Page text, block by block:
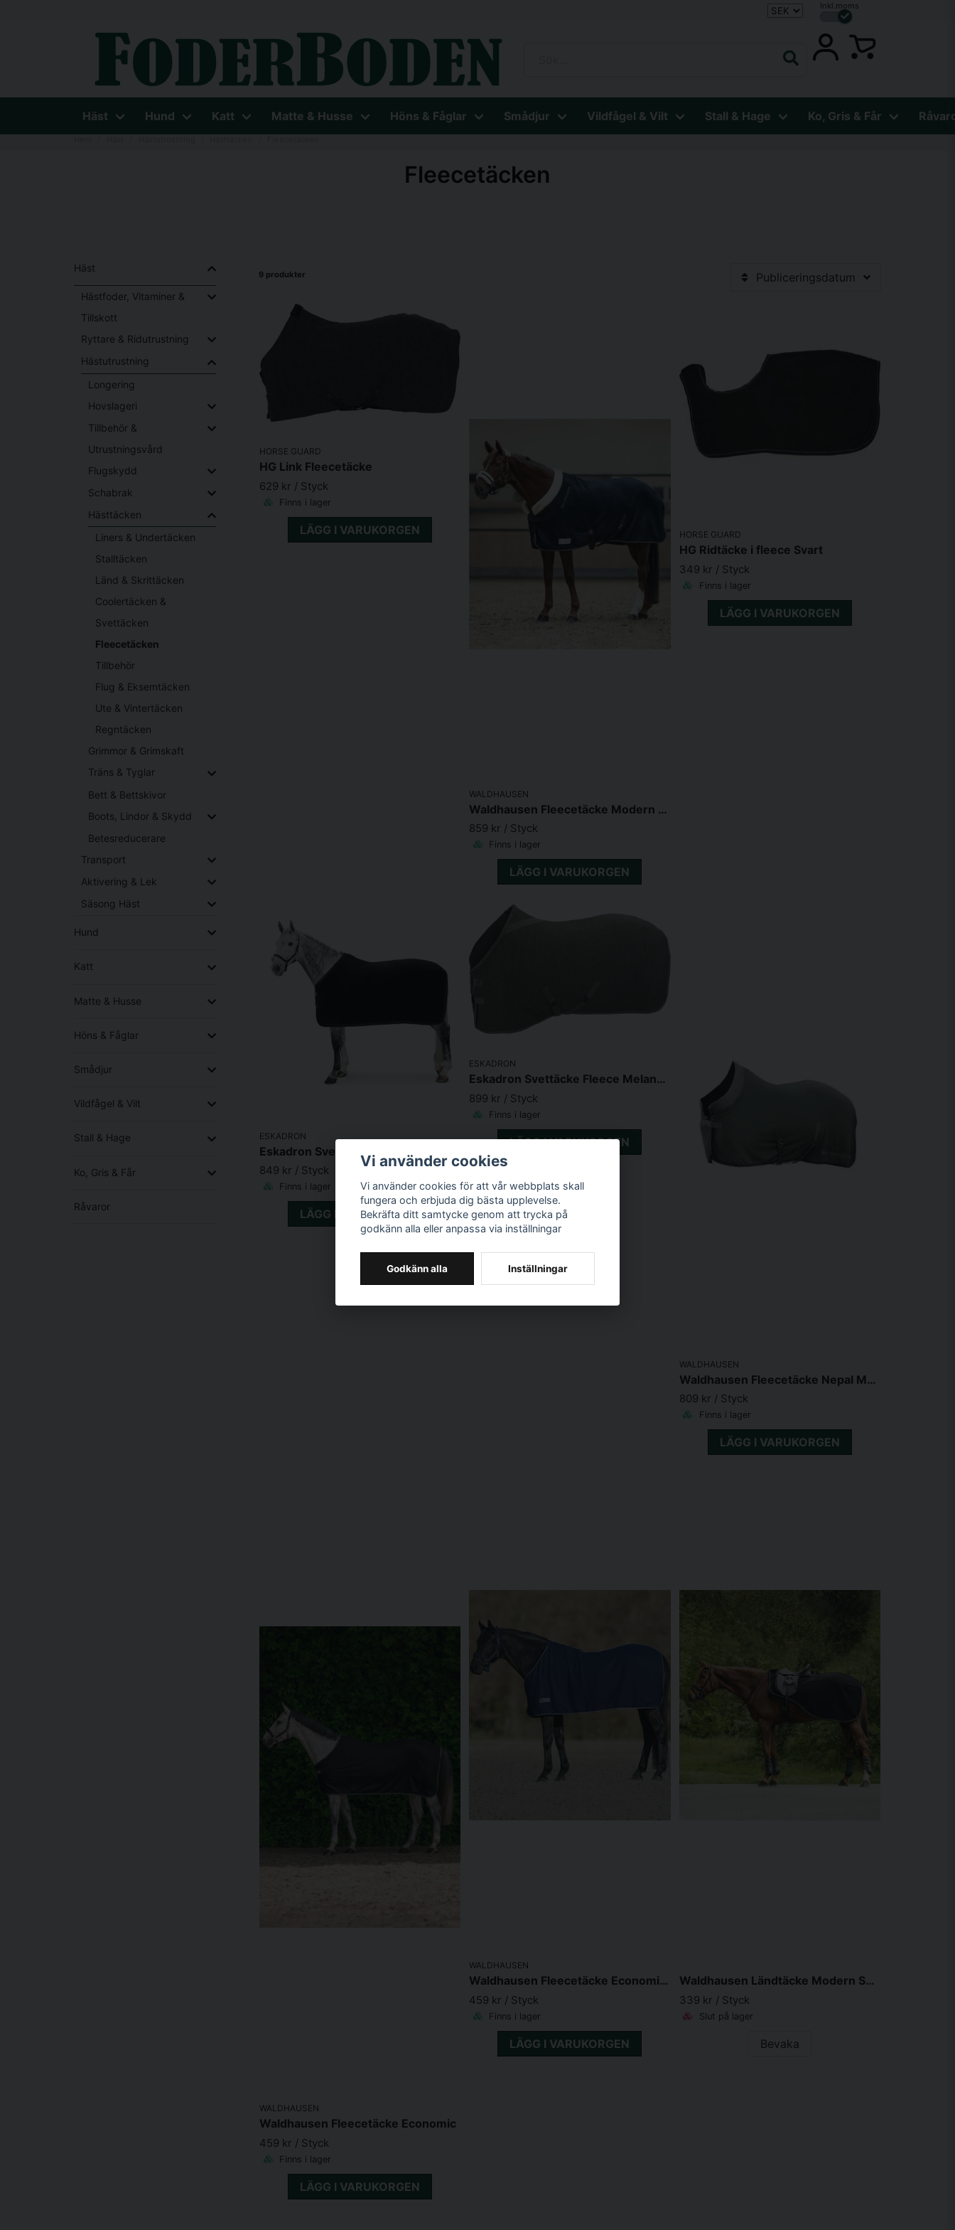
Inkl.moms
Häst Hund Katt Matte & Husse Höns & Fåglar Smådjur Vildfågel & Vilt Stall & Hage Ko, Gris & Får
Fleecetäcken
Häst
Hästfoder, Vitaminer &
Tillskott
Ryttare & Ridutrustning
Hästutrustning
Longering
Hovslageri
Tillbehör &
Utrustningsvård
Flugskydd
Schabrak
Hästtäcken
Liners & Undertäcken
Stalltäcken
Länd & Skrittäcken
Coolertäcken &
Svettäcken
Fleecetäcken
Tillbehör
Flug & Eksemtäcken
Ute & Vintertäcken
Regntäcken
Grimmor & Grimskaft
Träns & Tyglar
Bett & Bettskivor
Boots, Lindor & Skydd
Betesreducerare
Transport
Aktivering & Lek
Säsong Häst
Hund
Katt
Matte & Husse
Höns & Fåglar
Smådjur
Vildfågel & Vilt
Stall & Hage
Ko, Gris & Får
Råvaror
9 produkter Publiceringsdatum
HORSE GUARD
HG Link Fleecetäcke
629 kr / Styck
Finns i lager
LÄGG I VARUKORGEN
WALDHAUSEN
Waldhausen Fleecetäcke Modern Marinblå/rosguld
859 kr / Styck
Finns i lager
LÄGG I VARUKORGEN
HORSE GUARD
HG Ridtäcke i fleece Svart
349 kr / Styck
Finns i lager
LÄGG I VARUKORGEN
ESKADRON
Eskadron Svettäcke Fleece Svart
849 kr / Styck
Finns i lager
LÄGG I VARUKORGEN
ESKADRON
Eskadron Svettäcke Fleece Melange
899 kr / Styck
Finns i lager
LÄGG I VARUKORGEN
WALDHAUSEN
Waldhausen Fleecetäcke Nepal Mörkoliv
809 kr / Styck
Finns i lager
LÄGG I VARUKORGEN
WALDHAUSEN
Waldhausen Fleecetäcke Economic
459 kr / Styck
Finns i lager
LÄGG I VARUKORGEN
WALDHAUSEN
Waldhausen Fleecetäcke Economic Navy 155cm
459 kr / Styck
Finns i lager
LÄGG I VARUKORGEN
Waldhausen Ländtäcke Modern Svart Roséguld
339 kr / Styck
Slut på lager
Bevaka
Vi använder cookies
Vi använder cookies för att vår webbplats skall
fungera och erbjuda dig bästa upplevelse.
Bekräfta ditt samtycke genom att trycka på
godkänn alla eller anpassa via inställningar
Godkänn alla Inställningar